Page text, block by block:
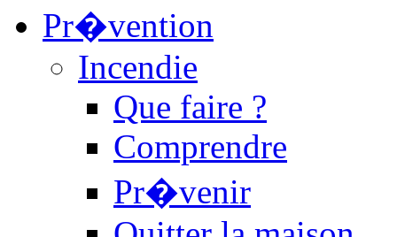
Pr�vention
Incendie
Que faire ?
Comprendre
Pr�venir